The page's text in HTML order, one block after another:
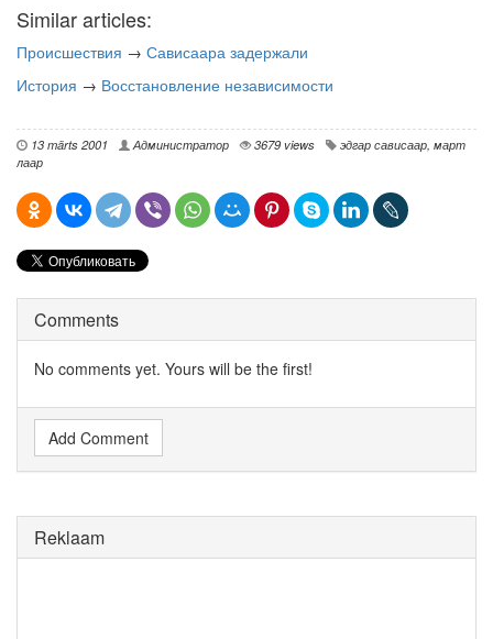
Similar articles:
Происшествия → Сависаара задержали
История → Восстановление независимости
13 märts 2001 Администратор 3679 views эдгар сависаар, март
лаар
Comments
No comments yet. Yours will be the first!
Add Comment
Reklaam